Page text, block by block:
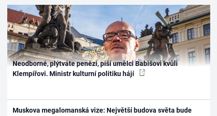
Neodborné, plýtváte penězi, píší umělci Babišovi kvůli
Klempířovi. Ministr kulturní politiku hájí
Muskova megalomanská vize: Největší budova světa bude